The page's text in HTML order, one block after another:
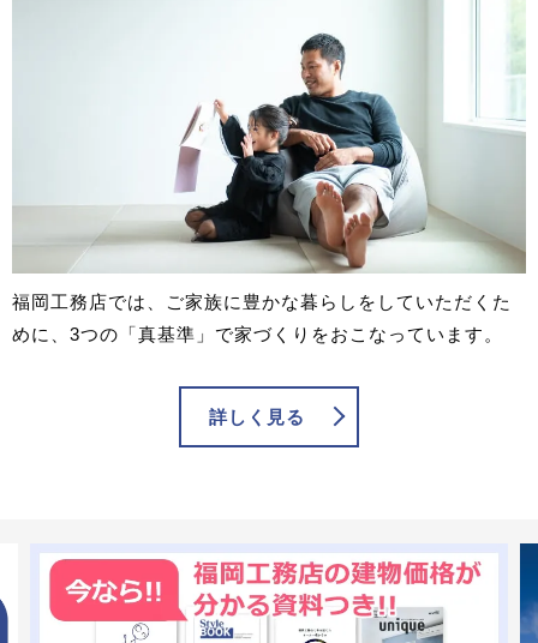
福岡工務店では、ご家族に豊かな暮らしをしていただくた
めに、3つの「真基準」で家づくりをおこなっています。
詳しく見る